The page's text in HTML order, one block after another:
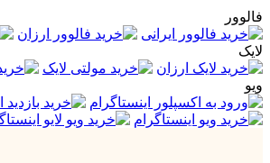
فالوور
لایک
ویو